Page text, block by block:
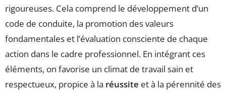
rigoureuses. Cela comprend le développement d’un
code de conduite, la promotion des valeurs
fondamentales et l’évaluation consciente de chaque
action dans le cadre professionnel. En intégrant ces
éléments, on favorise un climat de travail sain et
respectueux, propice à la réussite et à la pérennité des